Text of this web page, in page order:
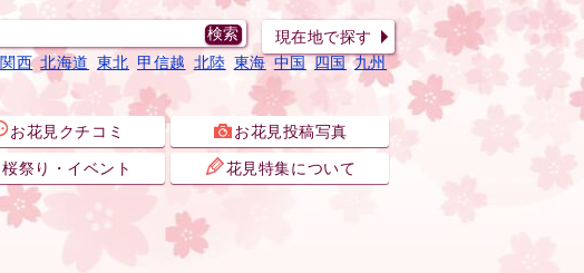
現在地で探す
関西 北海道 東北 甲信越 北陸 東海 中国 四国 九州
お花見クチコミ お花見投稿写真
桜祭り・イベント 花見特集について